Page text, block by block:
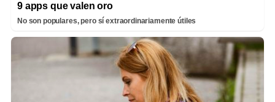
9 apps que valen oro
No son populares, pero sí extraordinariamente útiles